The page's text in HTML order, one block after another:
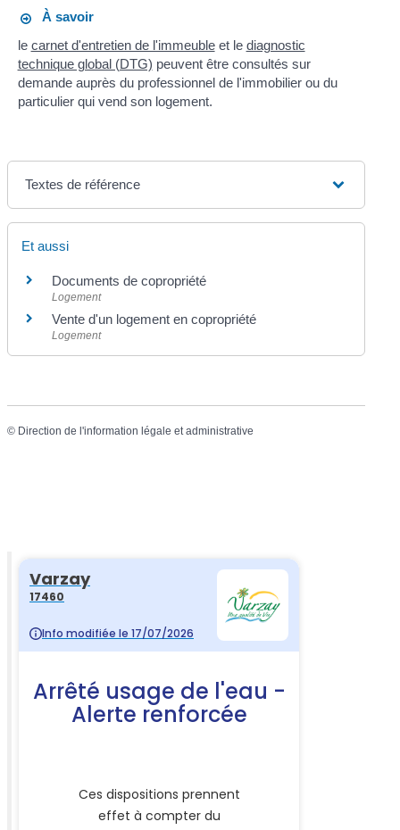
À savoir
le carnet d'entretien de l'immeubleet le diagnostic
technique global (DTG) peuvent être consultés sur
demande auprès du professionnel de l'immobilier ou du
particulier qui vend son logement.
Textes de référence
Et aussi
Documents de copropriété
Logement
Vente d'un logement en copropriété
Logement
© Direction de l'information légale et administrative